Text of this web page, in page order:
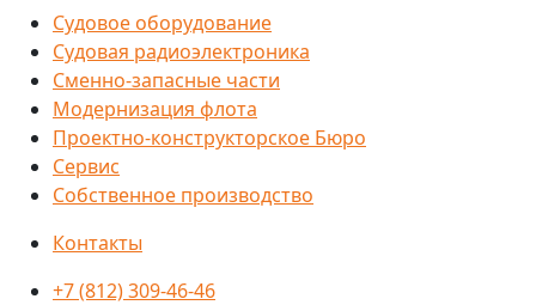
Судовое оборудование
Судовая радиоэлектроника
Сменно-запасные части
Модернизация флота
Проектно-конструкторское Бюро
Сервис
Собственное производство
Контакты
+7 (812) 309-46-46